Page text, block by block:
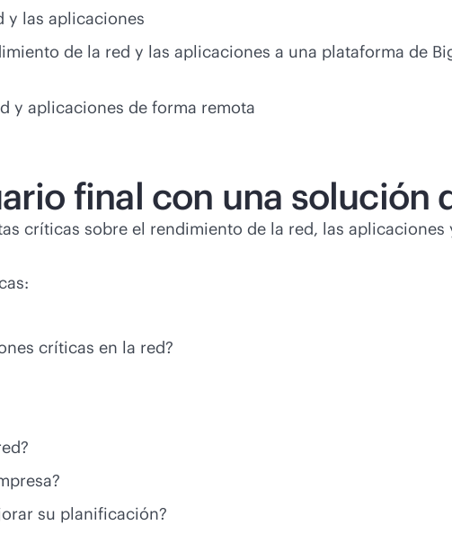
y las aplicaciones
de la red y las aplicaciones a una plataforma de
y aplicaciones de forma remota
final con una solución
críticas sobre el rendimiento de la red, las
críticas en la red?
su planificación?